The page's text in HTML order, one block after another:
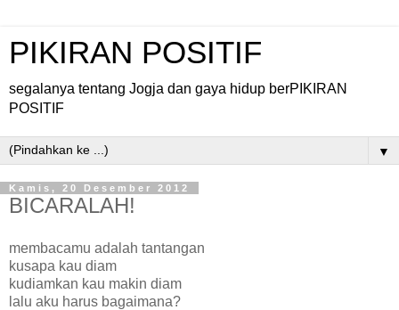
PIKIRAN POSITIF
segalanya tentang Jogja dan gaya hidup berPIKIRAN
POSITIF
▼
Kamis, 20 Desember 2012
BICARALAH!
membacamu adalah tantangan
kusapa kau diam
kudiamkan kau makin diam
lalu aku harus bagaimana?